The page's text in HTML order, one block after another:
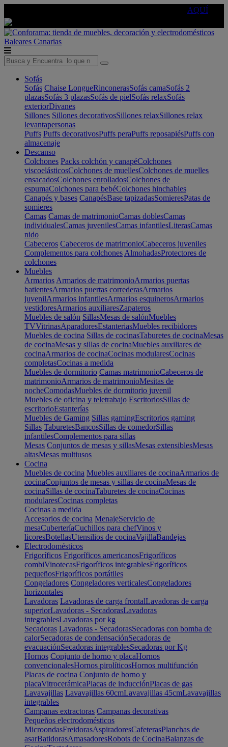
AQUÍ
Baleares Canarias
Sofás
Sofás Chaise LongueRinconerasSofás camaSofás 2
plazasSofás 3 plazasSofás de pielSofás relaxSofás
exteriorDivanes
Sillones Sillones decorativosSillones relaxSillones relax
levantapersonas
Puffs Puffs decorativosPuffs peraPuffs reposapiésPuffs con
almacenaje
Descanso
Colchones Packs colchón y canapéColchones
viscoelásticosColchones de muellesColchones de muelles
ensacadosColchones enrolladosColchones de
espumaColchones para bebéColchones hinchables
Canapés y bases CanapésBase tapizadasSomieresPatas de
somieres
Camas Camas de matrimonioCamas doblesCamas
individualesCamas juvenilesCamas infantilesLiterasCamas
nido
Cabeceros Cabeceros de matrimonioCabeceros juveniles
Complementos para colchones AlmohadasProtectores de
colchones
Muebles
Armarios Armarios de matrimonioArmarios puertas
batientesArmarios puertas correderasArmarios
juvenilArmarios infantilesArmarios esquinerosArmarios
vestidoresArmarios auxiliaresZapateros
Muebles de salón SillasMesas de salónMuebles
TVVitrinasAparadoresEstanteriasMuebles recibidores
Muebles de cocina Sillas de cocinasTaburetes de cocinaMesas
de cocinaMesas y sillas de cocinaMuebles auxiliares de
cocinaArmarios de cocinaCocinas modularesCocinas
completasCocinas a medida
Muebles de dormitorio Camas matrimonioCabeceros de
matrimonioArmarios de matrimonioMesitas de
nocheComodasMuebles de dormitorio juvenil
Muebles de oficina y teletrabajo EscritoriosSillas de
escritorioEstanterías
Muebles de Gaming Sillas gamingEscritorios gaming
Sillas TaburetesBancosSillas de comedorSillas
infantilesComplementos para sillas
Mesas Conjuntos de mesas y sillasMesas extensiblesMesas
altasMesas multiusos
Cocina
Muebles de cocina Muebles auxiliares de cocinaArmarios de
cocinaConjuntos de mesas y sillas de cocinaMesas de
cocinaSillas de cocinaTaburetes de cocinaCocinas
modularesCocinas completas
Cocinas a medida
Accesorios de cocina MenajeServicio de
mesaCuberteríaCuchillos para chefVinos y
licoresBotellasUtensilios de cocinaVajillaBandejas
Electrodomésticos
Frigoríficos Frigoríficos americanosFrigoríficos
combiVinotecasFrigoríficos integrablesFrigoríficos
pequeñosFrigoríficos portátiles
Congeladores Congeladores verticalesCongeladores
horizontales
Lavadoras Lavadoras de carga frontalLavadoras de carga
superiorLavadoras - SecadorasLavadoras
integrablesLavadoras por kg
Secadoras Lavadoras - SecadorasSecadoras con bomba de
calorSecadoras de condensaciónSecadoras de
evacuaciónSecadoras integrablesSecadoras por Kg
Hornos Conjunto de horno y placaHornos
convencionalesHornos pirolíticosHornos multifunción
Placas de cocina Conjunto de horno y
placaVitrocerámicaPlacas de inducciónPlacas de gas
Lavavajillas Lavavajillas 60cmLavavajillas 45cmLavavajillas
integrables
Campanas extractoras Campanas decorativas
Pequeños electrodomésticos
MicroondasFreidorasAspiradoresCafeterasPlanchas de
asarBatidorasAmasadoresRobots de CocinaBalanzas de